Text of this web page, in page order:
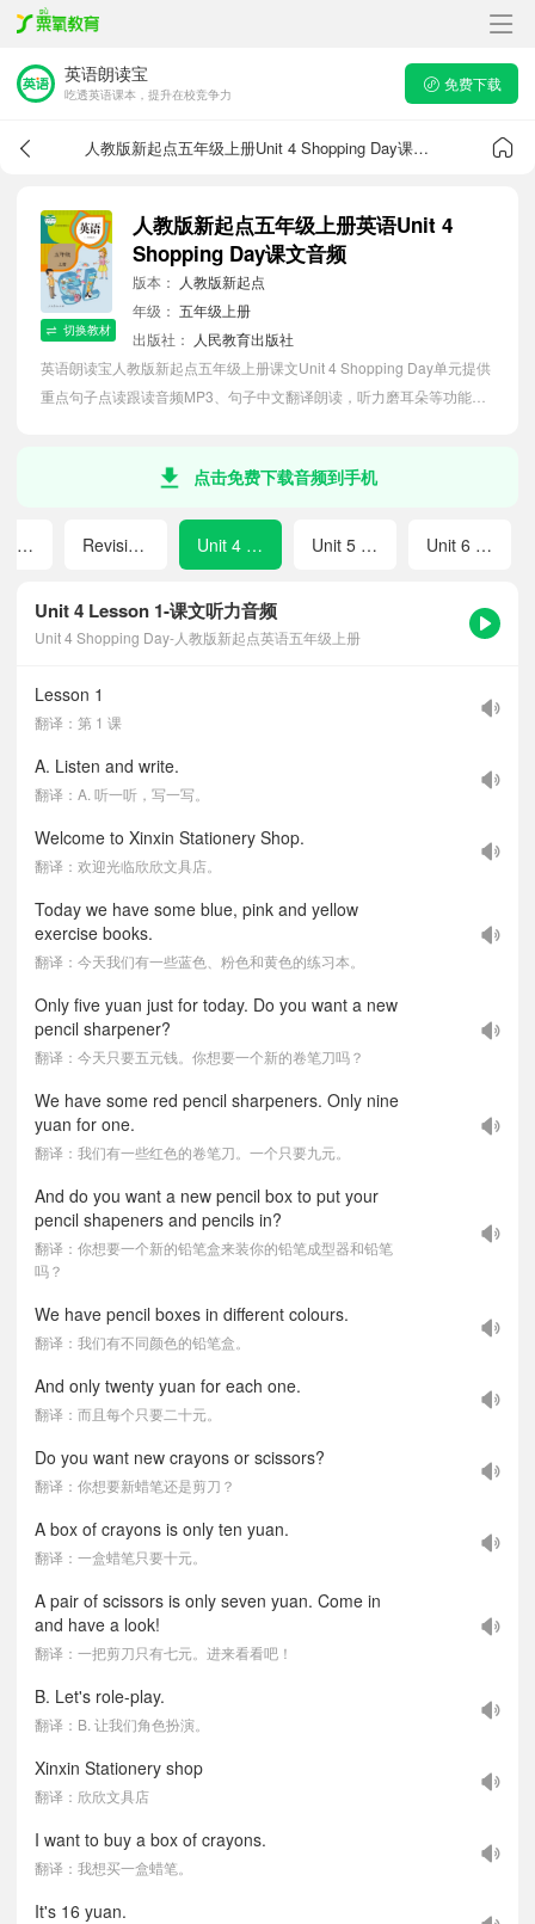
英语朗读宝
吃透英语课本，提升在校竞争力
免费下载
人教版新起点五年级上册Unit 4 Shopping Day课文音频
切换教材
人教版新起点五年级上册英语Unit 4
Shopping Day课文音频
版本：
人教版新起点
年级： 五年级上册
出版社：
人民教育出版社
英语朗读宝人教版新起点五年级上册课文Unit 4 Shopping Day单元提供
重点句子点读跟读音频MP3、句子中文翻译朗读，听力磨耳朵等功能，
点击免费下载音频到手机
Unit 4 Lesson 1-课文听力音频
Unit 4 Shopping Day-人教版新起点英语五年级上册
Lesson 1
翻译：第 1 课
A. Listen and write.
翻译：A. 听一听，写一写。
Welcome to Xinxin Stationery Shop.
翻译：欢迎光临欣欣文具店。
Today we have some blue, pink and yellow
exercise books.
翻译：今天我们有一些蓝色、粉色和黄色的练习本。
Only five yuan just for today. Do you want a new
pencil sharpener?
翻译：今天只要五元钱。你想要一个新的卷笔刀吗？
We have some red pencil sharpeners. Only nine
yuan for one.
翻译：我们有一些红色的卷笔刀。一个只要九元。
And do you want a new pencil box to put your
pencil shapeners and pencils in?
翻译：你想要一个新的铅笔盒来装你的铅笔成型器和铅笔
吗？
We have pencil boxes in different colours.
翻译：我们有不同颜色的铅笔盒。
And only twenty yuan for each one.
翻译：而且每个只要二十元。
Do you want new crayons or scissors?
翻译：你想要新蜡笔还是剪刀？
A box of crayons is only ten yuan.
翻译：一盒蜡笔只要十元。
A pair of scissors is only seven yuan. Come in
and have a look!
翻译：一把剪刀只有七元。进来看看吧！
B. Let's role-play.
翻译：B. 让我们角色扮演。
Xinxin Stationery shop
翻译：欣欣文具店
I want to buy a box of crayons.
翻译：我想买一盒蜡笔。
It's 16 yuan.
Unit 3 Animals Revision 1 Unit 4 Shopping Day Unit 5 TV Shows Unit 6 Chores